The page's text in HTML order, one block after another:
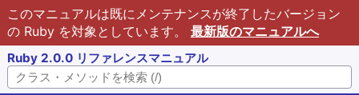
このマニュアルは既にメンテナンスが終了したバージョン
の Ruby を対象としています。 最新版のマニュアルへ
Ruby 2.0.0 リファレンスマニュアル